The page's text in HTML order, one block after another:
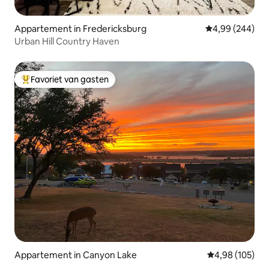
Appartement in Fredericksburg Gemiddelde
4,99 (244)
Urban Hill Country Haven
Topfavoriet van gasten
Favoriet van gasten
Appartement in Canyon Lake Gemiddelde
4,98 (105)